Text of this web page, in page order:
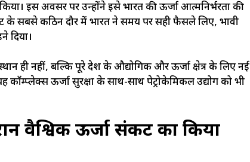
इस अवसर पर उन्होंने इसे भारत की ऊर्जा आत्मनिर्भरता की
सबसे कठिन दौर में भारत ने समय पर सही फैसले लिए, प्रभावी
दिया।
ही नहीं, बल्कि पूरे देश के औद्योगिक और ऊर्जा क्षेत्र के लिए नई
ऊर्जा सुरक्षा के साथ-साथ पेट्रोकेमिकल उद्योग को भी
वैश्विक ऊर्जा संकट का किया